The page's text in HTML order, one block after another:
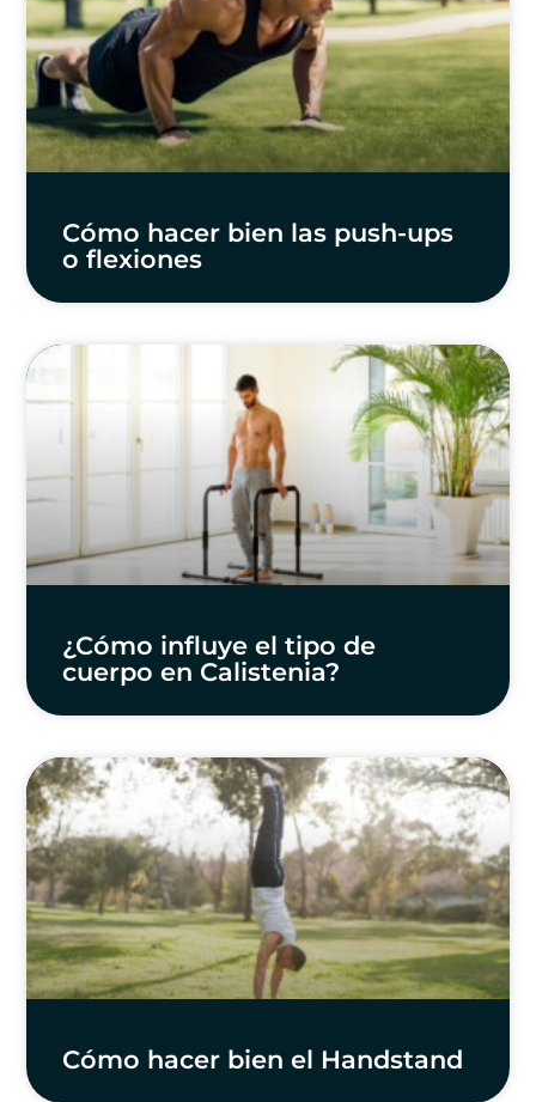
Cómo hacer bien las push-ups
o flexiones
¿Cómo influye el tipo de
cuerpo en Calistenia?
Cómo hacer bien el Handstand